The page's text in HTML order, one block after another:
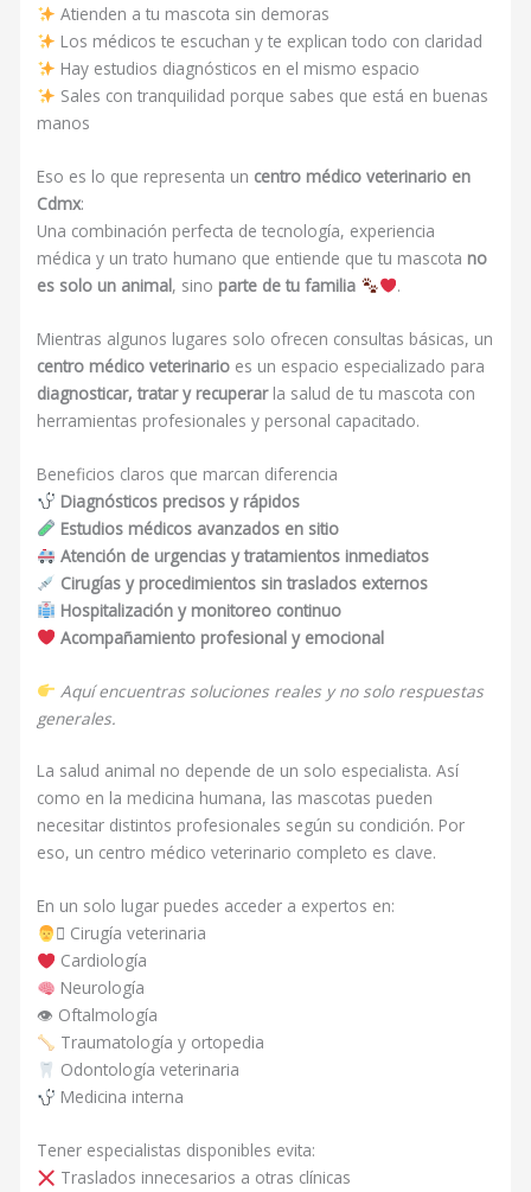
Atienden a tu mascota sin demoras
Los médicos te escuchan y te explican todo con claridad
Hay estudios diagnósticos en el mismo espacio
Sales con tranquilidad porque sabes que está en buenas
manos
Eso es lo que representa un centro médico veterinario en
Cdmx:
Una combinación perfecta de tecnología, experiencia
médica y un trato humano que entiende que tu mascota no
es solo un animal, sino parte de tu familia .
Mientras algunos lugares solo ofrecen consultas básicas, un
centro médico veterinario es un espacio especializado para
diagnosticar, tratar y recuperarla salud de tu mascota con
herramientas profesionales y personal capacitado.
Beneficios claros que marcan diferencia
Diagnósticos precisos y rápidos
Estudios médicos avanzados en sitio
Atención de urgencias y tratamientos inmediatos
Cirugías y procedimientos sin traslados externos
Hospitalización y monitoreo continuo
Acompañamiento profesional y emocional
Aquí encuentras soluciones reales y no solo respuestas
generales.
La salud animal no depende de un solo especialista. Así
como en la medicina humana, las mascotas pueden
necesitar distintos profesionales según su condición. Por
eso, un centro médico veterinario completo es clave.
En un solo lugar puedes acceder a expertos en:
‍⚕ Cirugía veterinaria
Cardiología
Neurología
👁 Oftalmología
Traumatología y ortopedia
Odontología veterinaria
Medicina interna
Tener especialistas disponibles evita:
Traslados innecesarios a otras clínicas